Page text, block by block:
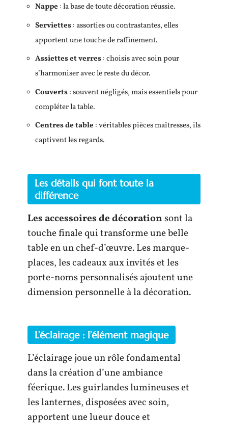
Nappe : la base de toute décoration réussie.
Serviettes: assorties ou contrastantes, elles
apportent une touche de raffinement.
Assiettes et verres: choisis avec soin pour
s’harmoniser avec le reste du décor.
Couverts: souvent négligés, mais essentiels pour
compléter la table.
Centres de table : véritables pièces maîtresses, ils
captivent les regards.
Les détails qui font toute la
différence
Les accessoires de décorationsont la
touche finale qui transforme une belle
table en un chef-d’œuvre. Les marque-
places, les cadeaux aux invités et les
porte-noms personnalisés ajoutent une
dimension personnelle à la décoration.
L’éclairage : l’élément magique
L’éclairage joue un rôle fondamental
dans la création d’une ambiance
féerique. Les guirlandes lumineuses et
les lanternes, disposées avec soin,
apportent une lueur douce et